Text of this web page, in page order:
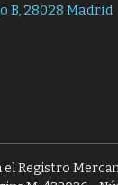
B, 28028 Madrid
el Registro